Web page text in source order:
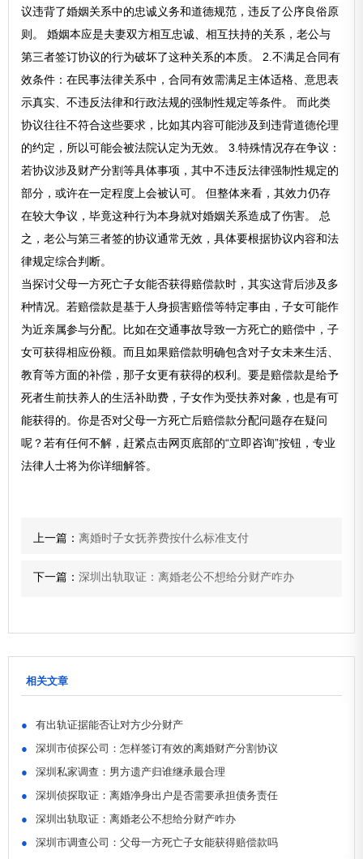
议违背了婚姻关系中的忠诚义务和道德规范，违反了公序良俗原
则。 婚姻本应是夫妻双方相互忠诚、相互扶持的关系，老公与
第三者签订协议的行为破坏了这种关系的本质。 2.不满足合同有
效条件：在民事法律关系中，合同有效需满足主体适格、意思表
示真实、不违反法律和行政法规的强制性规定等条件。 而此类
协议往往不符合这些要求，比如其内容可能涉及到违背道德伦理
的约定，所以可能会被法院认定为无效。 3.特殊情况存在争议：
若协议涉及财产分割等具体事项，其中不违反法律强制性规定的
部分，或许在一定程度上会被认可。 但整体来看，其效力仍存
在较大争议，毕竟这种行为本身就对婚姻关系造成了伤害。 总
之，老公与第三者签的协议通常无效，具体要根据协议内容和法
律规定综合判断。
当探讨父母一方死亡子女能否获得赔偿款时，其实这背后涉及多
种情况。若赔偿款是基于人身损害赔偿等特定事由，子女可能作
为近亲属参与分配。比如在交通事故导致一方死亡的赔偿中，子
女可获得相应份额。而且如果赔偿款明确包含对子女未来生活、
教育等方面的补偿，那子女更有获得的权利。要是赔偿款是给予
死者生前扶养人的生活补助费，子女作为受扶养对象，也是有可
能获得的。你是否对父母一方死亡后赔偿款分配问题存在疑问
呢？若有任何不解，赶紧点击网页底部的“立即咨询”按钮，专业
法律人士将为你详细解答。
上一篇：离婚时子女抚养费按什么标准支付
下一篇：深圳出轨取证：离婚老公不想给分财产咋办
相关文章
●
有出轨证据能否让对方少分财产
●
深圳市侦探公司：怎样签订有效的离婚财产分割协议
●
深圳私家调查：男方遗产归谁继承最合理
●
深圳侦探取证：离婚净身出户是否需要承担债务责任
●
深圳出轨取证：离婚老公不想给分财产咋办
●
深圳市调查公司：父母一方死亡子女能获得赔偿款吗